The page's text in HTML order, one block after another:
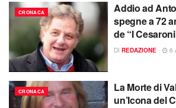
CRONACA
Addio ad
spegne a 72
de “I
DI REDAZIONE 6
CRONACA
La Morte di
un’Icona del